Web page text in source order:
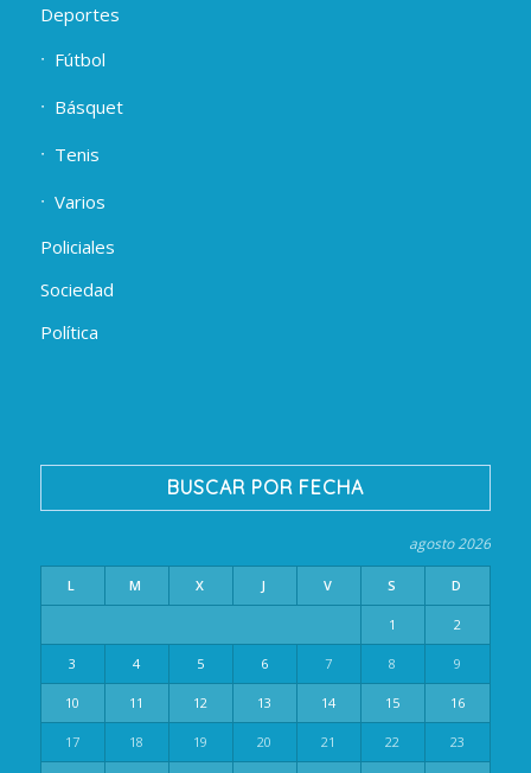
Deportes
Fútbol
Básquet
Tenis
Varios
Policiales
Sociedad
Política
BUSCAR POR FECHA
agosto 2026
L M X J V S D
1 2
3 4 5 6 7 8 9
10 11 12 13 14 15 16
17 18 19 20 21 22 23